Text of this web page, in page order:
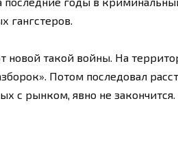
гангстеров.
новой такой войны. На
Потом последовал
с рынком, явно не закончится.